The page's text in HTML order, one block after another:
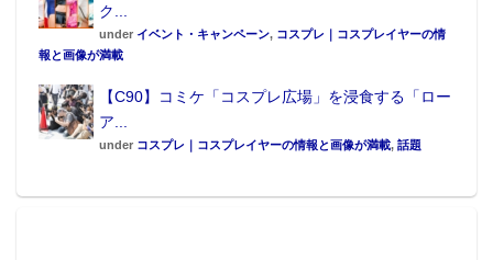
「仮面ライダー555(ファイズ)」とは
ク...
under イベント・キャンペーン, コスプレ｜コスプレイヤーの情
報と画像が満載
【C90】コミケ「コスプレ広場」を浸食する「ロー
ア...
under コスプレ｜コスプレイヤーの情報と画像が満載, 話題